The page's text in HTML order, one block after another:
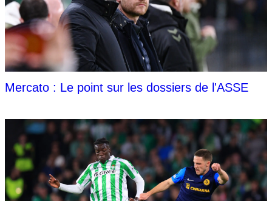
Mercato : Le point sur les dossiers de l'ASSE